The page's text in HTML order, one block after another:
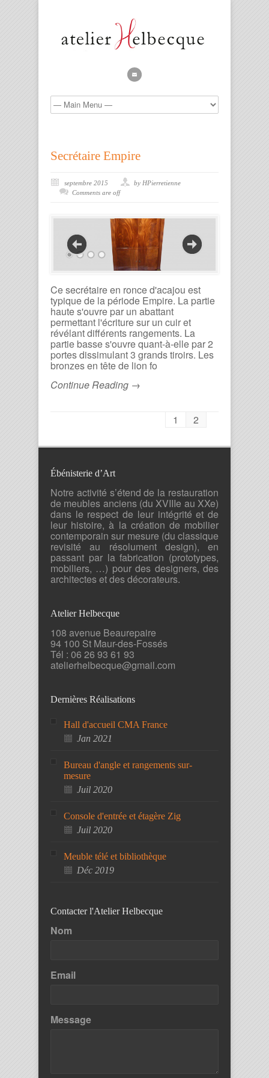
Secrétaire Empire
septembre 2015
by HPierretienne
Comments are off
Ce secrétaire en ronce d'acajou est
typique de la période Empire. La partie
haute s'ouvre par un abattant
permettant l'écriture sur un cuir et
révélant différents rangements. La
partie basse s'ouvre quant-à-elle par 2
portes dissimulant 3 grands tiroirs. Les
bronzes en tête de lion fo
Continue Reading →
1 2
Ébénisterie d’Art
Notre activité s’étend de la restauration
de meubles anciens (du XVIIIe au XXe)
dans le respect de leur intégrité et de
leur histoire, à la création de mobilier
contemporain sur mesure (du classique
revisité au résolument design), en
passant par la fabrication (prototypes,
mobiliers, …) pour des designers, des
architectes et des décorateurs.
Atelier Helbecque
108 avenue Beaurepaire
94 100 St Maur-des-Fossés
Tél : 06 26 93 61 93
atelierhelbecque@gmail.com
Dernières Réalisations
Hall d'accueil CMA France
Jan 2021
Bureau d'angle et rangements sur-
mesure
Juil 2020
Console d'entrée et étagère Zig
Juil 2020
Meuble télé et bibliothèque
Déc 2019
Contacter l'Atelier Helbecque
Nom
Email
Message